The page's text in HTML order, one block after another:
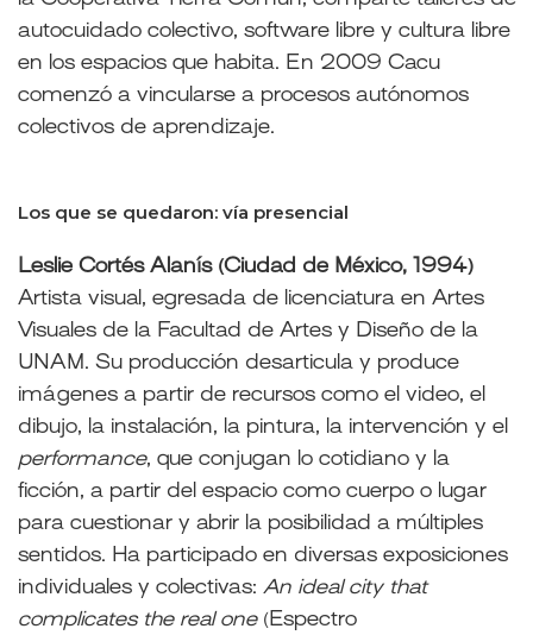
autocuidado colectivo, software libre y cultura libre
en los espacios que habita. En 2009 Cacu
comenzó a vincularse a procesos autónomos
colectivos de aprendizaje.
Los que se quedaron: vía presencial
Leslie Cortés Alanís (Ciudad de México, 1994)
Artista visual, egresada de licenciatura en Artes
Visuales de la Facultad de Artes y Diseño de la
UNAM. Su producción desarticula y produce
imágenes a partir de recursos como el video, el
dibujo, la instalación, la pintura, la intervención y el
performance, que conjugan lo cotidiano y la
ficción, a partir del espacio como cuerpo o lugar
para cuestionar y abrir la posibilidad a múltiples
sentidos. Ha participado en diversas exposiciones
individuales y colectivas: An ideal city that
complicates the real one(Espectro